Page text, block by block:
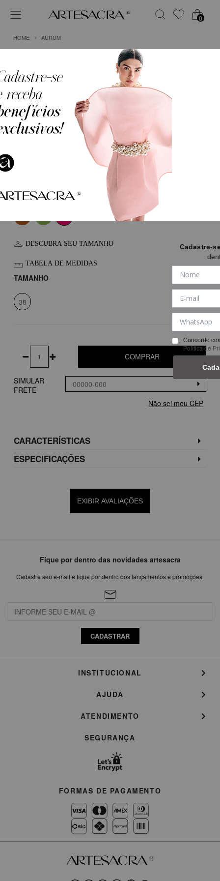
0
HOME AURUM
VESTIDO LONGO TOMARA QUE CAIA EM
CREPE FLUIDO COM FRENTE AMPLA
em (Sem Juros)
COR
DESCUBRA SEU TAMANHO
TABELA DE MEDIDAS
TAMANHO
38
COMPRAR
SIMULAR
FRETE
Não sei meu CEP
CARACTERÍSTICAS
ESPECIFICAÇÕES
EXIBIR AVALIAÇÕES
Fique por dentro das novidades artesacra
Cadastre seu e-mail e fique por dentro dos lançamentos e promoções.
CADASTRAR
INSTITUCIONAL
AJUDA
ATENDIMENTO
SEGURANÇA
FORMAS DE PAGAMENTO
Cadastre-
Concordo
Política de